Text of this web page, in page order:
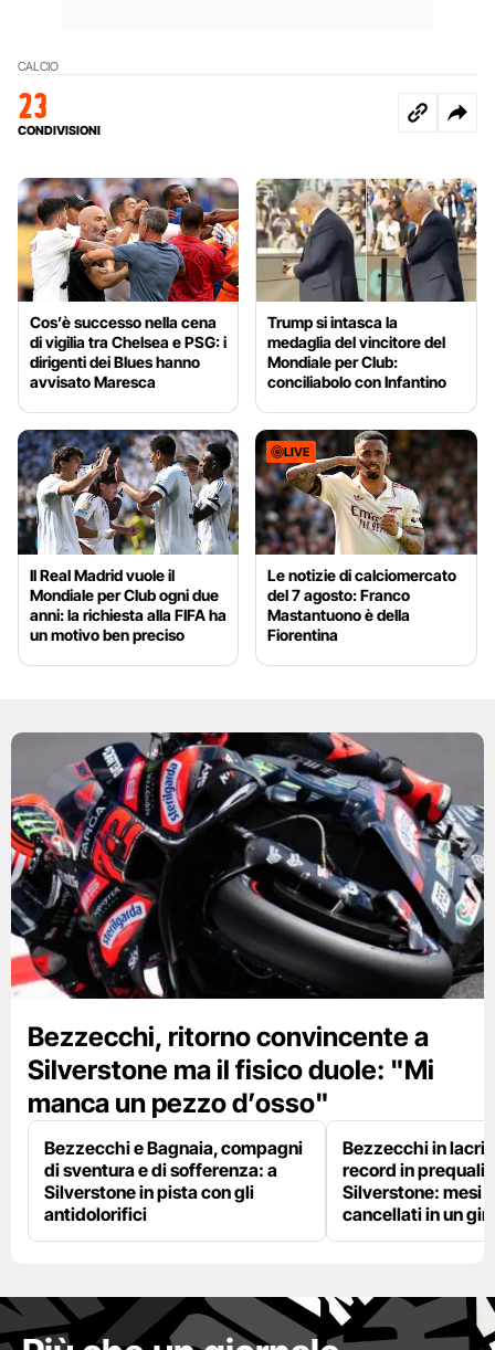
CALCIO
23
CONDIVISIONI
Cos’è successo nella cena
di vigilia tra Chelsea e PSG: i
dirigenti dei Blues hanno
avvisato Maresca
Trump si intasca la
medaglia del vincitore del
Mondiale per Club:
conciliabolo con Infantino
Il Real Madrid vuole il
Mondiale per Club ogni due
anni: la richiesta alla FIFA ha
un motivo ben preciso
LIVE
Le notizie di calciomercato
del 7 agosto: Franco
Mastantuono è della
Fiorentina
Bezzecchi, ritorno convincente a
Silverstone ma il fisico duole: "Mi
manca un pezzo d’osso"
Bezzecchi e Bagnaia, compagni
di sventura e di sofferenza: a
Silverstone in pista con gli
antidolorifici
Bezzecchi in
record in
Silverstone: mesi
cancellati in un